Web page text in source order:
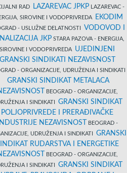
RAD
LAZAREVAC JPKP LAZAREVAC -
SIROVINE I VODOPRIVREDA
EKODIM
- USLUŽNE DELATNOSTI VODOVOD I
JKPSTARA PAZOVA - ENERGIJA,
SIROVINE I VODOPRIVREDA UJEDINJENI
GRANSKI SINDIKATI NEZAVISNOST
- ORGANIZACIJE, UDRUŽENJA I SINDIKATI
GRANSKI SINDIKAT METALACA
BEOGRAD - ORGANIZACIJE,
I SINDIKATI GRANSKI SINDIKAT
POLJOPRIVREDE I PRERAĐIVAČKE
INDUSTRIJE NEZAVISNOST
BEOGRAD -
UDRUŽENJA I SINDIKATI GRANSKI
RUDARSTVA I ENERGETIKE
BEOGRAD - ORGANIZACIJE,
I SINDIKATI GRANSKI SINDIKAT